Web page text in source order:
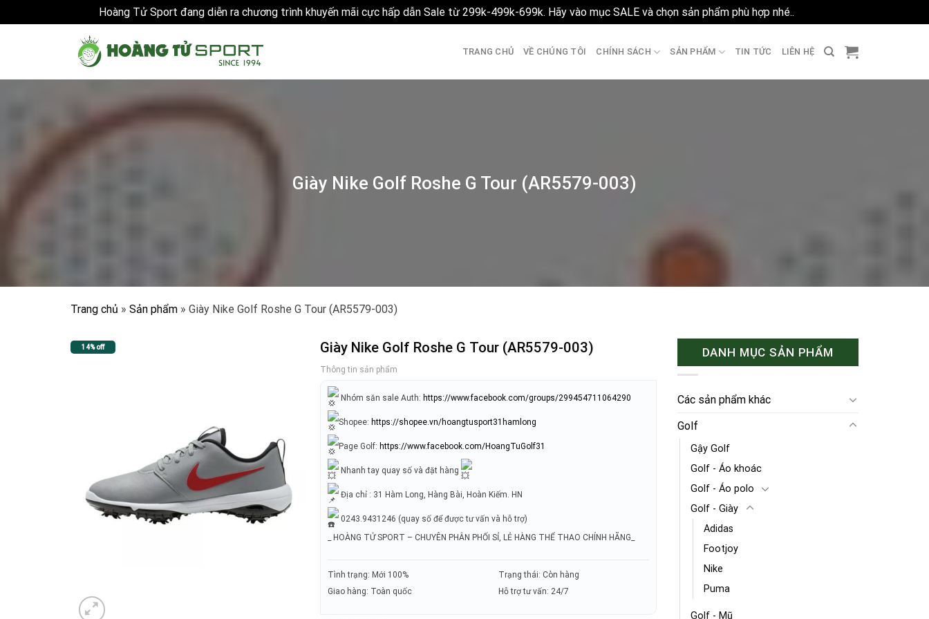
Hoàng Tử Sport đang diễn ra chương trình khuyến mãi cực hấp dẫn Sale từ 299k-499k-699k. Hãy vào mục SALE và chọn sản phẩm phù hợp nhé..
TRANG CHỦ VỀ CHÚNG TÔI CHÍNH SÁCH SẢN PHẨM TIN TỨC LIÊN HỆ
Giày Nike Golf Roshe G Tour (AR5579-003)
Trang chủ » Sản phẩm » Giày Nike Golf Roshe G Tour (AR5579-003)
14% off Giày Nike Golf Roshe G Tour (AR5579-003)
Thông tin sản phẩm
Nhóm săn sale Auth: https://www.facebook.com/groups/299454711064290
Shopee: https://shopee.vn/hoangtusport31hamlong
Page Golf: https://www.facebook.com/HoangTuGolf31
Nhanh tay quay số và đặt hàng
Địa chỉ : 31 Hàm Long, Hàng Bài, Hoàn Kiếm. HN
0243.9431246 (quay số để được tư vấn và hỗ trợ)
_ HOÀNG TỬ SPORT – CHUYÊN PHÂN PHỐI SỈ, LẺ HÀNG THỂ THAO CHÍNH HÃNG_
Tình trạng: Mới 100%
Giao hàng: Toàn quốc
Trạng thái: Còn hàng
Hỗ trợ tư vấn: 24/7
DANH MỤC SẢN PHẨM
Các sản phẩm khác
Golf
Gậy Golf
Golf - Áo khoác
Golf - Áo polo
Golf - Giày
Adidas
Footjoy
Nike
Puma
Golf - Mũ